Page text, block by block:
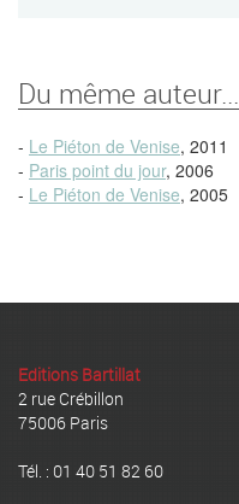
Du même auteur...
- Le Piéton de Venise, 2011
- Paris point du jour, 2006
- Le Piéton de Venise, 2005
Editions Bartillat
2 rue Crébillon
75006 Paris
Tél. : 01 40 51 82 60